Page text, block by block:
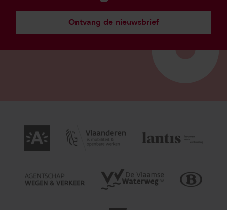
Ontvang de nieuwsbrief